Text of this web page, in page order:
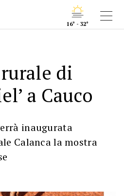
16° - 32°
di
a Cauco
inaugurata
Calanca la mostra